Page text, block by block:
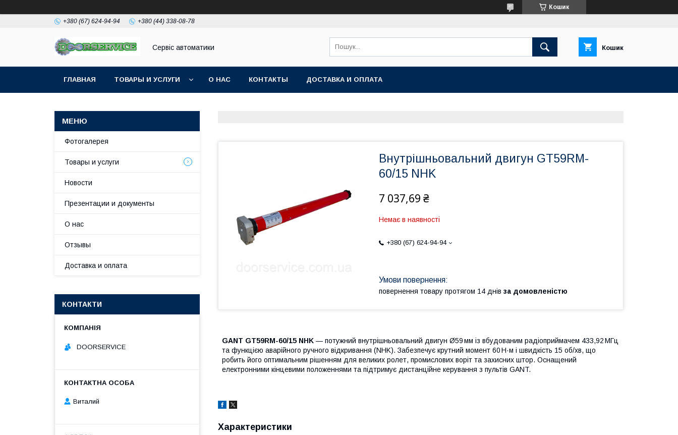
Кошик
+380 (67) 624-94-94 +380 (44) 338-08-78
Сервіс автоматики Кошик
ГЛАВНАЯ ТОВАРЫ И УСЛУГИ О НАС КОНТАКТЫ ДОСТАВКА И ОПЛАТА
Внутрішньовальний двигун GT59RM-
60/15 NHK
7 037,69 ₴
Немає в наявності
+380 (67) 624-94-94
повернення товару протягом 14 днів за домовленістю
GANT GT59RM-60/15 NHK — потужний внутрішньовальний двигун Ø59 мм із вбудованим радіоприймачем 433,92 МГц
та функцією аварійного ручного відкривання (NHK). Забезпечує крутний момент 60 Н·м і швидкість 15 об/хв, що
робить його оптимальним рішенням для великих ролет, промислових воріт та захисних штор. Оснащений
електронними кінцевими положеннями та підтримує дистанційне керування з пультів GANT.
Характеристики
Фотогалерея
Товары и услуги
Новости
Презентации и документы
О нас
Отзывы
Доставка и оплата
КОНТАКТИ
DOORSERVICE
Виталий